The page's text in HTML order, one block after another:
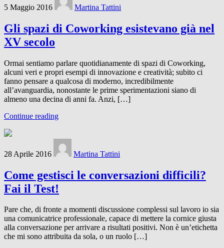
5 Maggio 2016 Martina Tattini
Gli spazi di Coworking esistevano già nel
XV secolo
Ormai sentiamo parlare quotidianamente di spazi di Coworking,
alcuni veri e propri esempi di innovazione e creatività; subito ci
fanno pensare a qualcosa di moderno, incredibilmente
all’avanguardia, nonostante le prime sperimentazioni siano di
almeno una decina di anni fa. Anzi, […]
Continue reading
28 Aprile 2016 Martina Tattini
Come gestisci le conversazioni difficili?
Fai il Test!
Pare che, di fronte a momenti discussione complessi sul lavoro io sia
una comunicatrice professionale, capace di mettere la cornice giusta
alla conversazione per arrivare a risultati positivi. Non è un’etichetta
che mi sono attribuita da sola, o un ruolo […]